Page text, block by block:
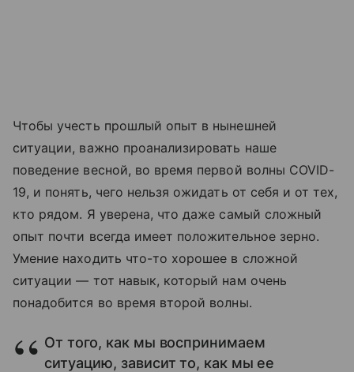
Чтобы учесть прошлый опыт в нынешней
ситуации, важно проанализировать наше
поведение весной, во время первой волны COVID-
19, и понять, чего нельзя ожидать от себя и от тех,
кто рядом. Я уверена, что даже самый сложный
опыт почти всегда имеет положительное зерно.
Умение находить что-то хорошее в сложной
ситуации — тот навык, который нам очень
понадобится во время второй волны.
От того, как мы воспринимаем
ситуацию, зависит то, как мы ее